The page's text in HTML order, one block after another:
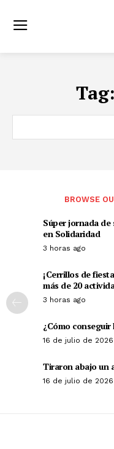
Tag:
BROWSE
Súper jornada de
en Solidaridad
3 horas ago
¡Cerrillos de
más de 20
3 horas ago
¿Cómo
16 de julio de 2026
Tiraron abajo un
16 de julio de 2026